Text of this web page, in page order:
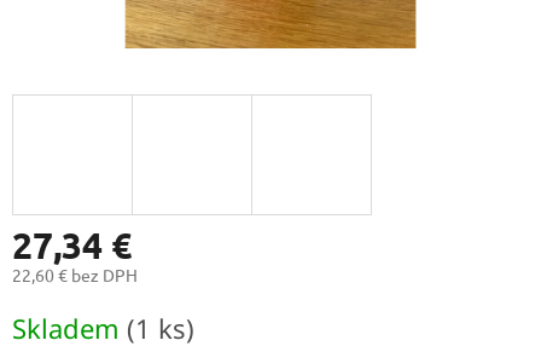
27,34 €
22,60 € bez DPH
cena:
Skladem (1 ks)